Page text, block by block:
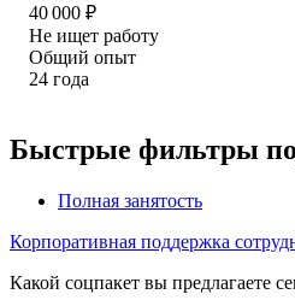
40 000 ₽
Не ищет работу
Общий опыт
24 года
Быстрые фильтры
Полная занятость
Корпоративная поддержка
Какой соцпакет вы предлагаете